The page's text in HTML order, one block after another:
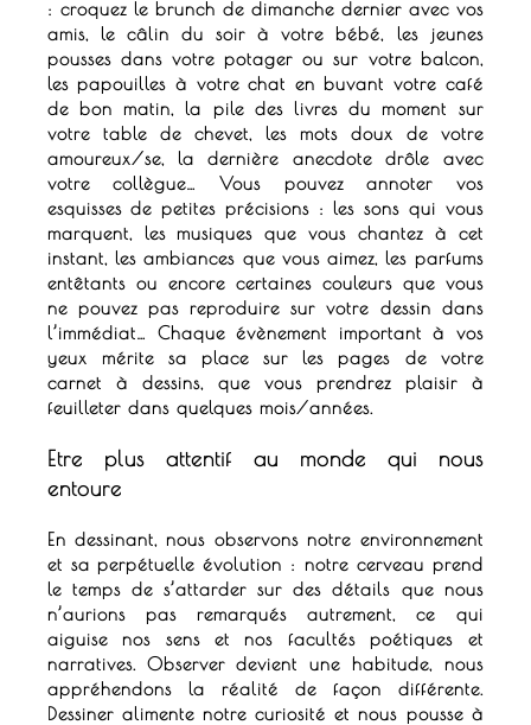
: croquez le brunch de dimanche dernier avec vos
amis, le câlin du soir à votre bébé, les jeunes
pousses dans votre potager ou sur votre balcon,
les papouilles à votre chat en buvant votre café
de bon matin, la pile des livres du moment sur
votre table de chevet, les mots doux de votre
amoureux/se, la dernière anecdote drôle avec
votre collègue… Vous pouvez annoter vos
esquisses de petites précisions : les sons qui vous
marquent, les musiques que vous chantez à cet
instant, les ambiances que vous aimez, les parfums
entêtants ou encore certaines couleurs que vous
ne pouvez pas reproduire sur votre dessin dans
l’immédiat… Chaqueévènement important à vos
yeux mérite sa place sur les pages de votre
carnet à dessins, que vous prendrez plaisir à
feuilleter dans quelques mois/années.
Etre plus attentif au monde qui nous
entoure
En dessinant, nous observons notre environnement
et sa perpétuelle évolution : notre cerveau prend
le temps de s’attarder sur des détails que nous
n’aurions pas remarqués autrement, ce qui
aiguise nos sens et nos facultés poétiques et
narratives. Observer devient une habitude, nous
appréhendons la réalité de façon différente.
Dessiner alimente notre curiosité et nous pousse à